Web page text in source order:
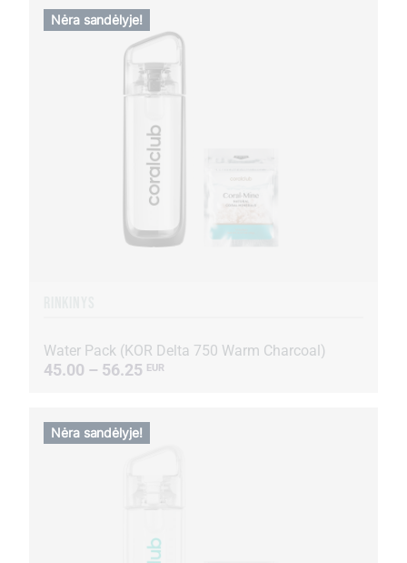
Water Pack (KOR Delta 750 Warm Charcoal)
45.00 – 56.25 EUR
Nėra sandėlyje!
Nėra sandėlyje!